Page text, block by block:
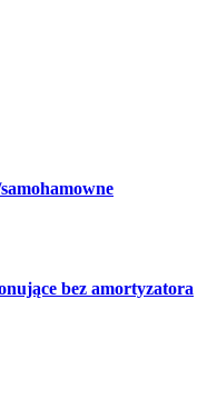
bez amortyzatora